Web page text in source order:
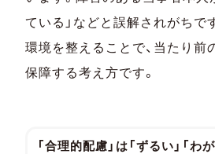
ている」などと誤解されがちで
環境を整えることで、当たり前
保障する考え方です。
「合理的配慮」は「ずるい」「わ